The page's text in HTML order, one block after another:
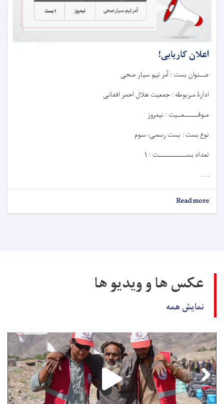
اعلان کاریابی!
عـــنوان بست : آمر تیم سیار صحی
ادارۀ مـربوطه : جمعیت هلال احمر افغانی
مـوقـــــــعــيت : نیمروز
نوع بست : بست رسمی، سوم
تعداد بســــــــــــــت : ۱
. . .
Read more
اعلان
عکس ها و ویدیو ها
نمایش همه